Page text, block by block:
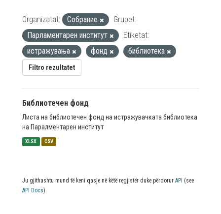
Organizatat: Собрание
Grupet:
Парламентарен институт
Etiketat:
истражувања
фонд библиотека
Filtro rezultatet
Библиотечен фонд
Листа на библиотечен фонд на истражувачката библиотека
на Паралментарен институт
XLSX CSV
Ju gjithashtu mund të keni qasje në këtë regjistër duke përdorur API (see
API Docs).